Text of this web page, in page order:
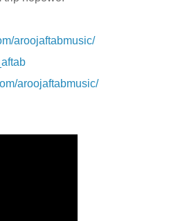
aroojaftabmusic/
aroojaftabmusic/